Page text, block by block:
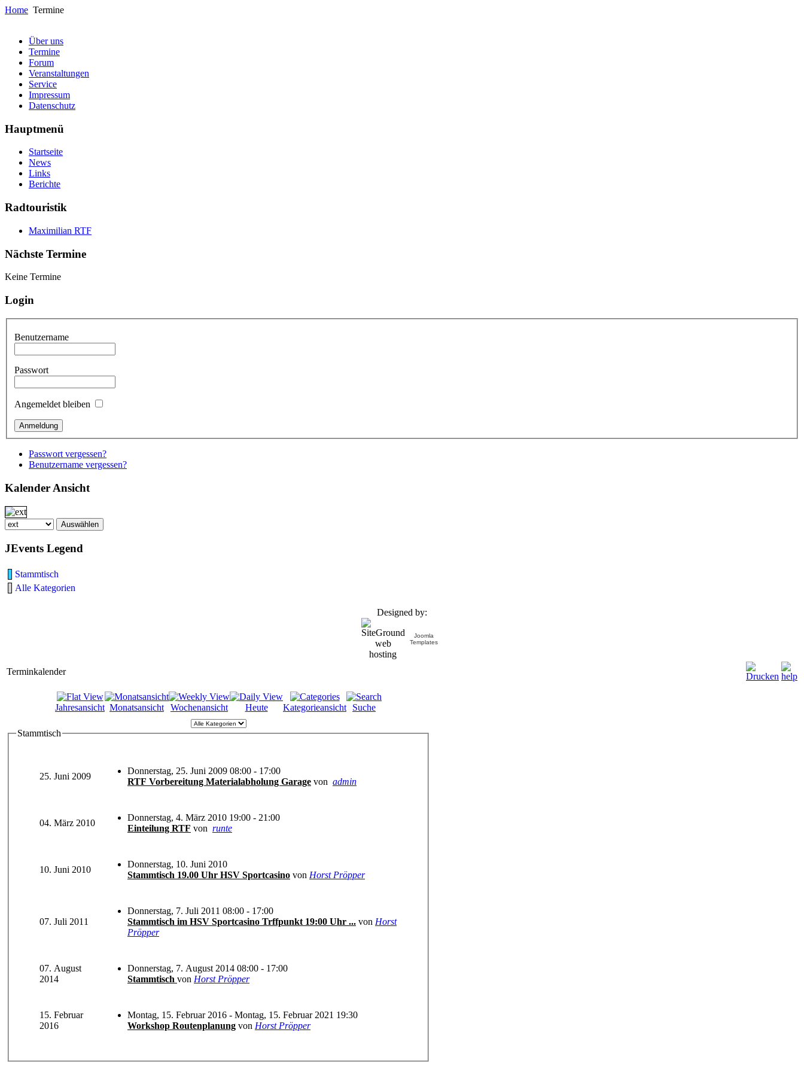
Home Termine
Über uns
Termine
Forum
Veranstaltungen
Service
Impressum
Datenschutz
Hauptmenü
Startseite
News
Links
Berichte
Radtouristik
Maximilian RTF
Nächste Termine
Keine Termine
Login
Benutzername
Passwort
Angemeldet bleiben
Passwort vergessen?
Benutzername vergessen?
Kalender Ansicht
JEvents Legend
Stammtisch
Alle Kategorien
Designed by:
Joomla
Templates
Terminkalender
Jahresansicht Monatsansicht Wochenansicht Heute Kategorieansicht Suche
Stammtisch
25. Juni 2009
Donnerstag, 25. Juni 2009 08:00 - 17:00
RTF Vorbereitung Materialabholung Garage von admin
04. März 2010
Donnerstag, 4. März 2010 19:00 - 21:00
Einteilung RTF von runte
10. Juni 2010
Donnerstag, 10. Juni 2010
Stammtisch 19.00 Uhr HSV Sportcasino von Horst Pröpper
07. Juli 2011
Donnerstag, 7. Juli 2011 08:00 - 17:00
Stammtisch im HSV Sportcasino Trffpunkt 19:00 Uhr ... von Horst
Pröpper
07. August
2014
Donnerstag, 7. August 2014 08:00 - 17:00
Stammtisch von Horst Pröpper
15. Februar
2016
Montag, 15. Februar 2016 - Montag, 15. Februar 2021 19:30
Workshop Routenplanung von Horst Pröpper